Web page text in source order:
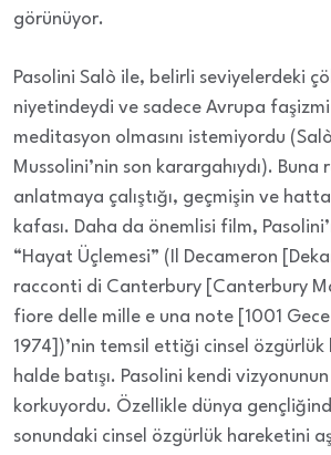
görünüyor.
Pasolini Salò ile, belirli seviyelerdeki
niyetindeydi ve sadece Avrupa
meditasyon olmasını istemiyordu
Mussolini’nin son karargahıydı).
anlatmaya çalıştığı, geçmişin ve
kafası. Daha da önemlisi film,
“Hayat Üçlemesi” (Il Decameron
racconti di Canterbury [Canterbury
fiore delle mille e una note [1001 Gece
1974])’nin temsil ettiği cinsel
halde batışı. Pasolini kendi
korkuyordu. Özellikle dünya
sonundaki cinsel özgürlük hareketini